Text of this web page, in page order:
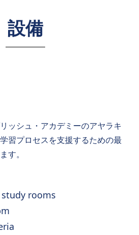
設備
ッシュ・アカデミーのアヤラキ
習プロセスを支援するための最
す。
rooms